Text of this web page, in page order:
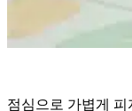
점심으로 가볍게